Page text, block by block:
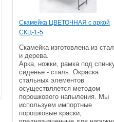
Скамейка ЦВЕТОЧНАЯ с аркой
СКЦ-1-5
Скамейка изготовлена из
и дерева.
Арка, ножки, рамка под
сиденье - сталь. Окраска
стальных элементов
осуществляется методом
порошкового напыления. Мы
используем импортные
порошковые краски,